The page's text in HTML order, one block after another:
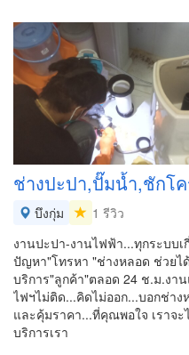
ช่างปะปา,ปั๊มน้ำ,ชักโ
บึงกุ่ม
1 รีวิว
งานปะปา-งานไฟฟ้า...ทุกระบบ
ปัญหา"โทรหา "ช่างหลอด ช่วยไ
บริการ"ลูกค้า"ตลอด 24 ช.ม.งา
ไฟฯไม่ติด...คิดไม่ออก...บอกช่า
และคุ้มราคา...ที่คุณพอใจ เราจ
บริการเรา